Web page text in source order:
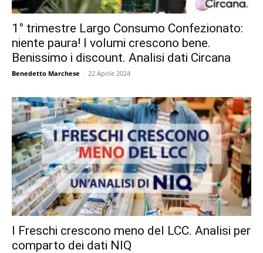
1° trimestre Largo Consumo Confezionato:
niente paura! I volumi crescono bene.
Benissimo i discount. Analisi dati Circana
Benedetto Marchese - 22 Aprile 2024
I Freschi crescono meno del LCC. Analisi per
comparto dei dati NIQ